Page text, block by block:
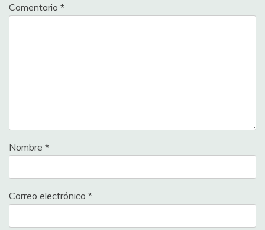
Comentario *
Nombre *
Correo electrónico *